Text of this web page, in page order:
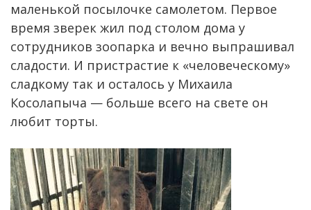
маленькой посылочке самолетом. Первое
время зверек жил под столом дома у
сотрудников зоопарка и вечно выпрашивал
сладости. И пристрастие к «человеческому»
сладкому так и осталось у Михаила
Косолапыча — больше всего на свете он
любит торты.